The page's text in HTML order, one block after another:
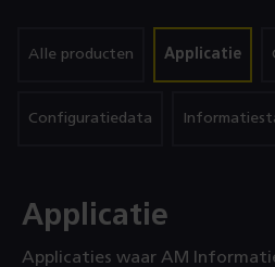
filter
Alle producten filter
op
Applicatie
filter
Configuratiedata filter
Applicatie
Applicaties waar AM